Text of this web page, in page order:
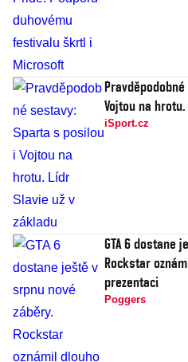
Vojtou na
iSport.cz
GTA 6 dostane
Rockstar
prezentaci
Poggers